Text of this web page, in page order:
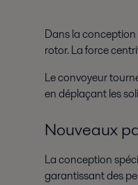
Dans la
rotor. La force
Le convoyeur
en déplaçant les
Nouveaux
La conception
garantissant des